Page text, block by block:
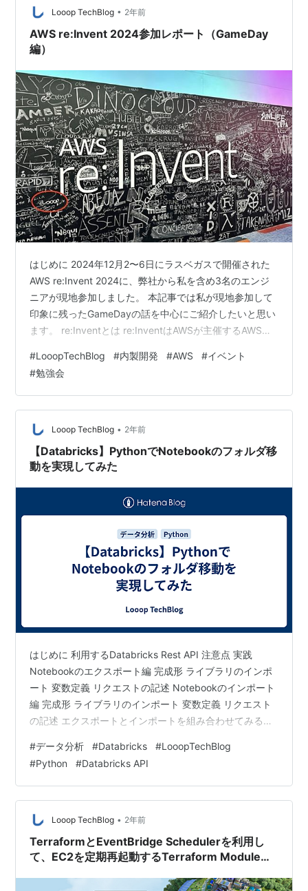
ポ…
Looop TechBlog • 2年前
AWS re:Invent 2024参加レポート（GameDay
編）
はじめに 2024年12月2〜6日にラスベガスで開催された
AWS re:Invent 2024に、弊社から私を含め3名のエンジ
ニアが現地参加しました。 本記事では私が現地参加して
印象に残ったGameDayの話を中心にご紹介したいと思い
ます。 re:Inventとは re:InventはAWSが主催するAWS最
になり、世界中から約60,000人、日本から約1,700人の
参加者がラスベガスに集まりました。 このイベントで
は、AWSの様々なサービスのアップデートや新サービス
が発表されます。 今回のre:Inventでは、生成AI・ML関連
の新サ…
#LooopTechBlog #内製開発 #AWS #イベント
#勉強会
Looop TechBlog • 2年前
【Databricks】PythonでNotebookのフォルダ移
動を実現してみた
はじめに 利用するDatabricks Rest API 注意点 実践
Notebookのエクスポート編 完成形 ライブラリのインポ
ート 変数定義 リクエストの記述 Notebookのインポート
編 完成形 ライブラリのインポート 変数定義 リクエスト
の記述 エクスポートとインポートを組み合わせてみる編
さいごに はじめに 弊社ではDatabricksを運用していく中
で徐々にNotebookが増え、整理する必要が出てきまし
た。 そこで、手始めに一部共有フォルダ内の50件ほどの
Notebookをフォルダ間移動、一部のリネームを行うこと
となり…
#データ分析 #Databricks #LooopTechBlog
#Python #Databricks API
Looop TechBlog • 2年前
TerraformとEventBridge Schedulerを利用し
て、EC2を定期再起動するTerraform Moduleを